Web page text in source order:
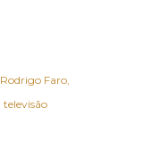
Rodrigo Faro
televisão